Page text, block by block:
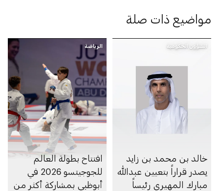
مواضيع ذات صلة
الشؤون الحكومية
خالد بن محمد بن زايد
يصدر قراراً بتعيين عبدالله
مبارك المهيري رئيساً
الرياضة
افتتاح بطولة العالم
للجوجيتسو 2026 في
أبوظبي بمشاركة أكثر من